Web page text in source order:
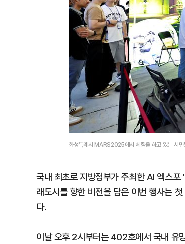
화성특례시 MARS2025에서 체험을 하고 있는 시
국내 최초로 지방정부가 주최한 AI 엑스
래도시를 향한 비전을 담은 이번 행사는
다.
이날 오후 2시부터는 402호에서 국내 유